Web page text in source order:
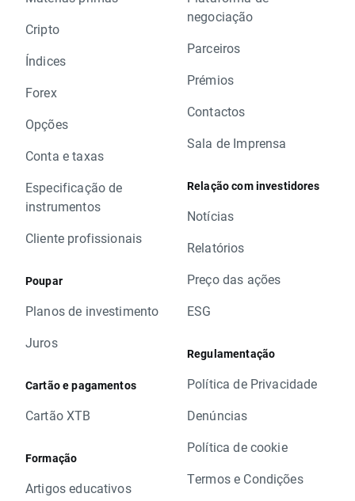
Cripto
Índices
Forex
Opções
Conta e taxas
Especificação de
instrumentos
Cliente profissionais
Poupar
Planos de investimento
Juros
Cartão e pagamentos
Cartão XTB
Formação
Artigos educativos
negociação
Parceiros
Prémios
Contactos
Sala de Imprensa
Relação com investidores
Notícias
Relatórios
Preço das ações
ESG
Regulamentação
Política de Privacidade
Denúncias
Política de cookie
Termos e Condições